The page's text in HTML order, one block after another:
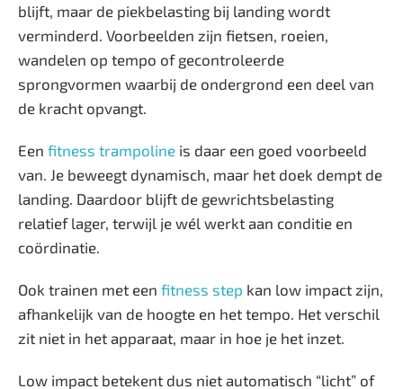
blijft, maar de piekbelasting bij landing wordt
verminderd. Voorbeelden zijn fietsen, roeien,
wandelen op tempo of gecontroleerde
sprongvormen waarbij de ondergrond een deel van
de kracht opvangt.
Een fitness trampolineis daar een goed voorbeeld
van. Je beweegt dynamisch, maar het doek dempt de
landing. Daardoor blijft de gewrichtsbelasting
relatief lager, terwijl je wél werkt aan conditie en
coördinatie.
Ook trainen met een fitness step kan low impact zijn,
afhankelijk van de hoogte en het tempo. Het verschil
zit niet in het apparaat, maar in hoe je het inzet.
Low impact betekent dus niet automatisch “licht” of